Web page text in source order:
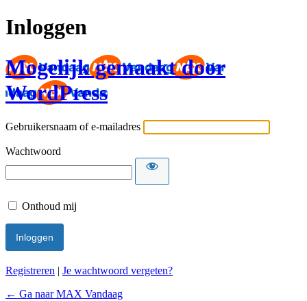
Inloggen
Mogelijk gemaakt door
WordPress
Gebruikersnaam of e-mailadres
Wachtwoord
Onthoud mij
Registreren | Je wachtwoord vergeten?
← Ga naar MAX Vandaag